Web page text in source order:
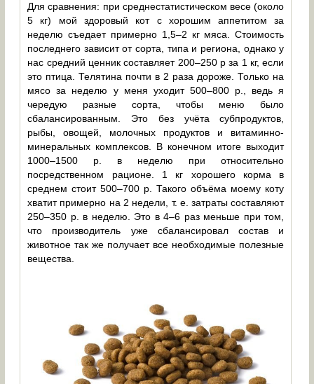
Для сравнения: при среднестатистическом весе (около
5 кг) мой здоровый кот с хорошим аппетитом за
неделю съедает примерно 1,5–2 кг мяса. Стоимость
последнего зависит от сорта, типа и региона, однако у
нас средний ценник составляет 200–250 р за 1 кг, если
это птица. Телятина почти в 2 раза дороже. Только на
мясо за неделю у меня уходит 500–800 р., ведь я
чередую разные сорта, чтобы меню было
сбалансированным. Это без учёта субпродуктов,
рыбы, овощей, молочных продуктов и витаминно-
минеральных комплексов. В конечном итоге выходит
1000–1500 р. в неделю при относительно
посредственном рационе. 1 кг хорошего корма в
среднем стоит 500–700 р. Такого объёма моему коту
хватит примерно на 2 недели, т. е. затраты составляют
250–350 р. в неделю. Это в 4–6 раз меньше при том,
что производитель уже сбалансировал состав и
животное так же получает все необходимые полезные
вещества.